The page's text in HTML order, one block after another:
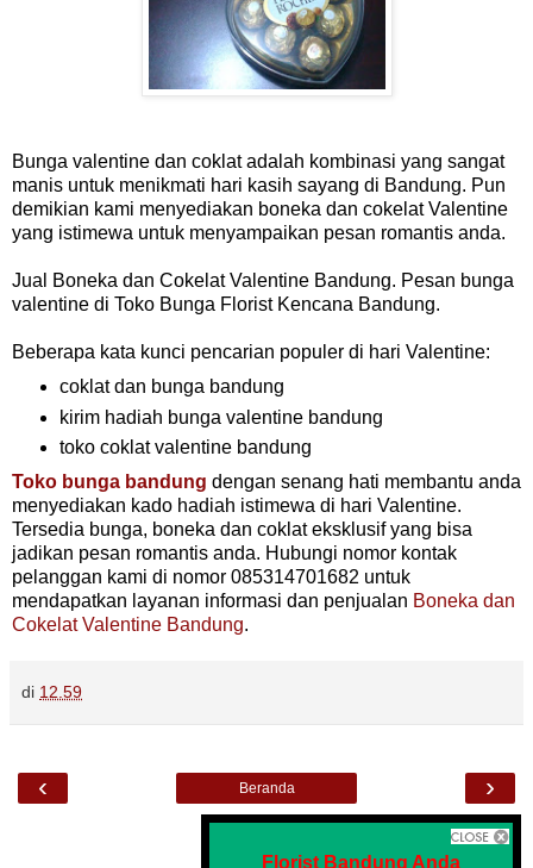
Bunga valentine dan coklat adalah kombinasi yang sangat
manis untuk menikmati hari kasih sayang di Bandung. Pun
demikian kami menyediakan boneka dan cokelat Valentine
yang istimewa untuk menyampaikan pesan romantis anda.
Jual Boneka dan Cokelat Valentine Bandung. Pesan bunga
valentine di Toko Bunga Florist Kencana Bandung.
Beberapa kata kunci pencarian populer di hari Valentine:
coklat dan bunga bandung
kirim hadiah bunga valentine bandung
toko coklat valentine bandung
Toko bunga bandung dengan senang hati membantu anda
menyediakan kado hadiah istimewa di hari Valentine.
Tersedia bunga, boneka dan coklat eksklusif yang bisa
jadikan pesan romantis anda. Hubungi nomor kontak
pelanggan kami di nomor 085314701682 untuk
mendapatkan layanan informasi dan penjualan Boneka dan
Cokelat Valentine Bandung.
di 12.59
‹ ›
Beranda
Florist Bandung Anda